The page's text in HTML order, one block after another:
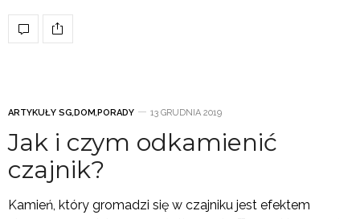
ARTYKUŁY SG,DOM,PORADY 13 GRUDNIA 2019
Jak i czym odkamienić
czajnik?
Kamień, który gromadzi się w czajniku jest efektem